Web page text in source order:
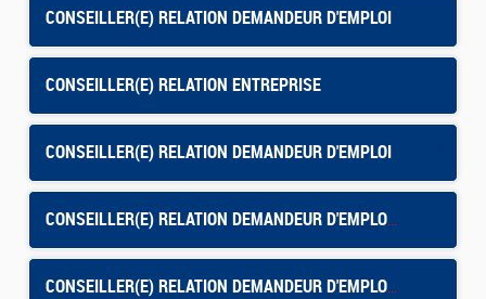
CONSEILLER(E) RELATION DEMANDEUR D'EMPLOI
CONSEILLER(E) RELATION ENTREPRISE
CONSEILLER(E) RELATION DEMANDEUR D'EMPLOI
CONSEILLER(E) RELATION DEMANDEUR D'EMPLOI - TOULOUSE BORDEROUGE
CONSEILLER(E) RELATION DEMANDEUR D'EMPLOI - AFT HYERES